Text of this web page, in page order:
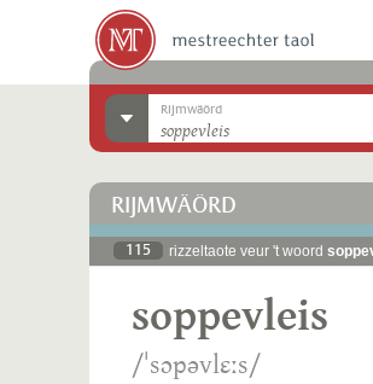
Rijmwäörd
RIJMWÄÖRD
115 rizzeltaote veur 't woord
soppevleis
/ˈsɔpəvlɛːs/